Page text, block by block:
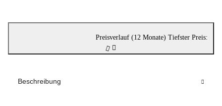
Preisverlauf (12 Monate)
Beschreibung